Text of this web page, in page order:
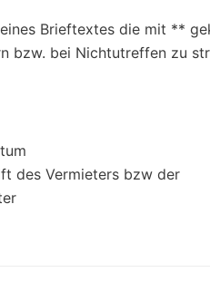
Brieftextes die mit **
bzw. bei Nichtutreffen zu
des Vermieters bzw der